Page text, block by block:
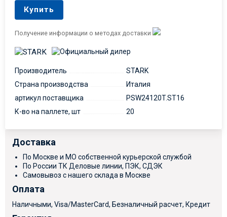
Купить
Получение информации о методах доставки
Производитель
STARK
Страна производства
Италия
артикул поставщика
PSW24120T.ST16
К-во на паллете, шт
20
Доставка
По Москве и МО собственной курьерской службой
По России ТК Деловые линии, ПЭК, СДЭК
Самовывоз с нашего склада в Москве
Оплата
Наличными, Visa/MasterCard, Безналичный расчет, Кредит